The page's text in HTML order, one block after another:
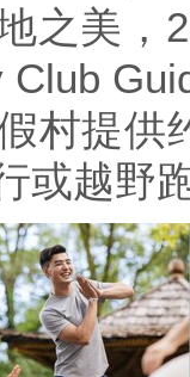
之美，
Club
村提供
或越野